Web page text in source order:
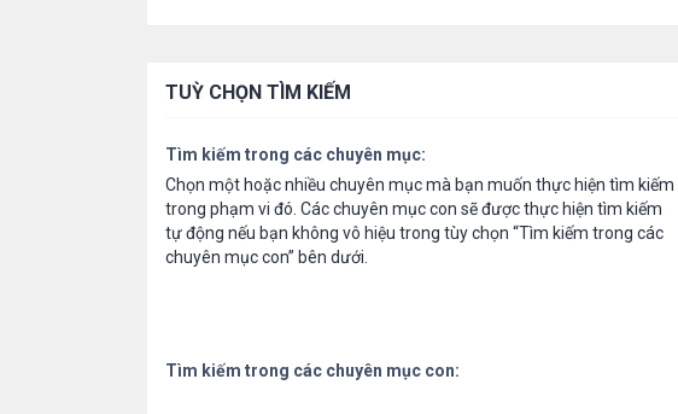
TUỲ CHỌN TÌM KIẾM
Tìm kiếm trong các chuyên mục:
Chọn một hoặc nhiều chuyên mục mà bạn muốn thực hiện tìm kiếm
trong phạm vi đó. Các chuyên mục con sẽ được thực hiện tìm kiếm
tự động nếu bạn không vô hiệu trong tùy chọn “Tìm kiếm trong các
chuyên mục con” bên dưới.
Tìm kiếm trong các chuyên mục con: